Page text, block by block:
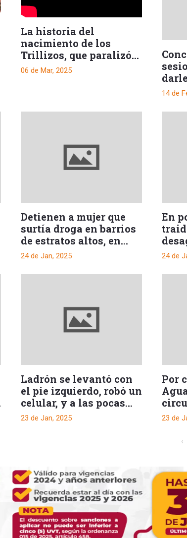
La historia del
nacimiento de los
Trillizos, que paralizó
el Tolima
06 de Mar, 2025
14 de
Detienen a mujer que
surtía droga en barrios
de estratos altos, en
Ibagué.
24 de Jan, 2025
En
24 de
Ladrón se levantó con
el pie izquierdo, robó un
celular, y a las pocas
cuadras lo capturan
23 de Jan, 2025
Por
23 de
‹